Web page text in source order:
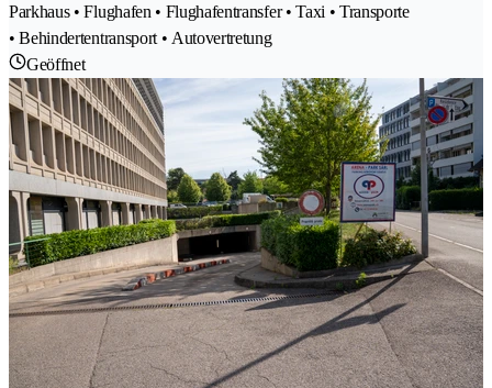
Parkhaus • Flughafen • Flughafentransfer • Taxi • Transporte
• Behindertentransport • Autovertretung
Geöffnet